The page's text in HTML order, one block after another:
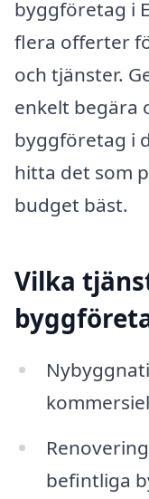
byggföretag i
flera offerter
och tjänster.
enkelt begära
byggföretag i
hitta det som
budget bäst.
Vilka
befintliga